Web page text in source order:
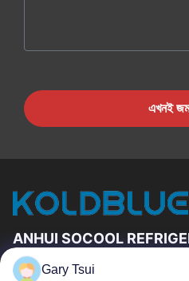
এখনই
ANHUI SOCOOL
দ্রুত লিঙ্কGary Tsui